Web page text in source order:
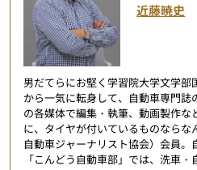
近藤暁史
男だてらにお堅く学習院大学文学
から一気に転身して、自動車専門
の各媒体で編集・執筆、動画製作
に、タイヤが付いているものなら
自動車ジャーナリスト協会）会員
「こんどう自動車部」では、洗車